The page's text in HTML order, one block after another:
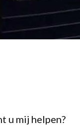
u mij helpen?